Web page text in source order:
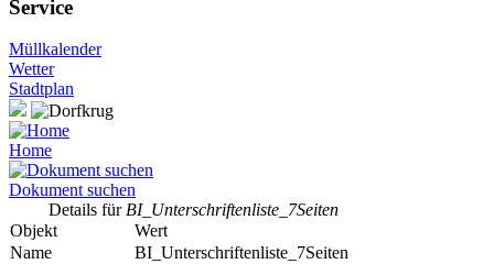
Service
Müllkalender
Wetter
Stadtplan
Home
Dokument suchen
Details fürBI_Unterschriftenliste_7Seiten
Objekt
Wert
Name
BI_Unterschriftenliste_7Seiten